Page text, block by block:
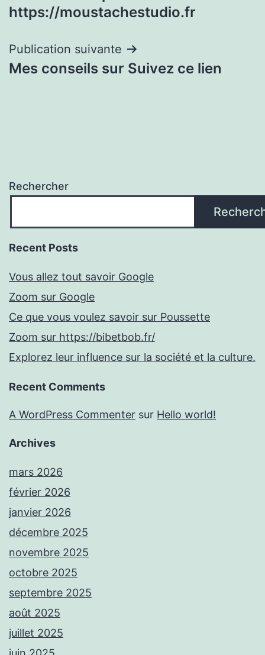
https://moustachestudio.fr
Publication suivante
Mes conseils sur Suivez ce lien
Rechercher
Recent Posts
Vous allez tout savoir Google
Zoom sur Google
Ce que vous voulez savoir sur Poussette
Zoom sur https://bibetbob.fr/
Explorez leur influence sur la société et la culture.
Recent Comments
A WordPress Commenter sur Hello world!
Archives
mars 2026
février 2026
janvier 2026
décembre 2025
novembre 2025
octobre 2025
septembre 2025
août 2025
juillet 2025